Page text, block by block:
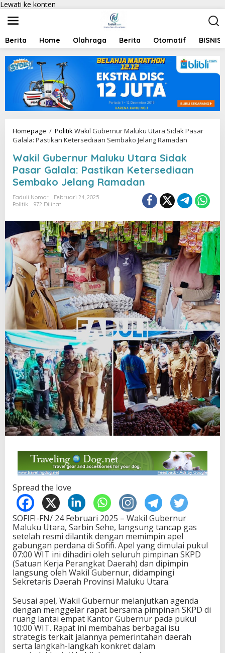
Lewati ke konten
Berita Home Olahraga Berita Otomatif BISNIS
Homepage / PolitikWakil Gubernur Maluku Utara Sidak Pasar
Galala: Pastikan Ketersediaan Sembako Jelang Ramadan
Wakil Gubernur Maluku Utara Sidak
Pasar Galala: Pastikan Ketersediaan
Sembako Jelang Ramadan
Faduli Nomor
Februari 24, 2025
Politik
972 Dilihat
Spread the love
SOFIFI-FN/ 24 Februari 2025 – Wakil Gubernur
Maluku Utara, Sarbin Sehe, langsung tancap gas
setelah resmi dilantik dengan memimpin apel
gabungan perdana di Sofifi. Apel yang dimulai pukul
07:00 WIT ini dihadiri oleh seluruh pimpinan SKPD
(Satuan Kerja Perangkat Daerah) dan dipimpin
langsung oleh Wakil Gubernur, didampingi
Sekretaris Daerah Provinsi Maluku Utara.
Seusai apel, Wakil Gubernur melanjutkan agenda
dengan menggelar rapat bersama pimpinan SKPD di
ruang lantai empat Kantor Gubernur pada pukul
10:00 WIT. Rapat ini membahas berbagai isu
strategis terkait jalannya pemerintahan daerah
serta langkah-langkah konkret dalam